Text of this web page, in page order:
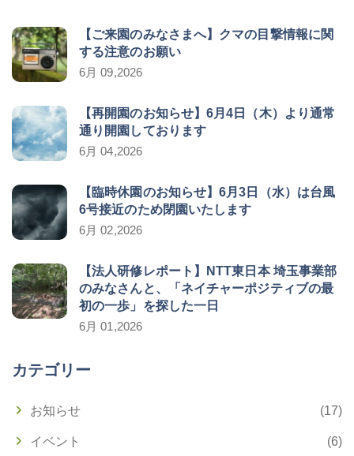
【ご来園のみなさまへ】クマの目撃情報に関
する注意のお願い
6月 09,2026
【再開園のお知らせ】6月4日（木）より通常
通り開園しております
6月 04,2026
【臨時休園のお知らせ】6月3日（水）は台風
6号接近のため閉園いたします
6月 02,2026
【法人研修レポート】NTT東日本 埼玉事業部
のみなさんと、「ネイチャーポジティブの最
初の一歩」を探した一日
6月 01,2026
カテゴリー
お知らせ (17)
イベント (6)